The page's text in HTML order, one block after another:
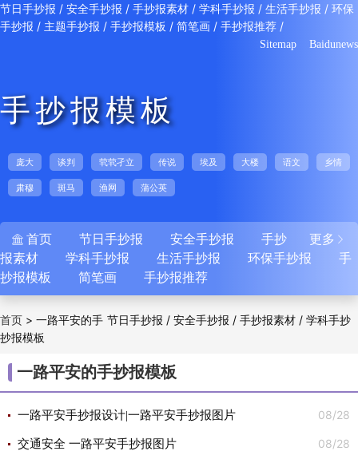
节日手抄报 / 安全手抄报 / 手抄报素材 / 学科手抄报 / 生活手抄报 / 环保
手抄报 / 主题手抄报 / 手抄报模板 / 简笔画 / 手抄报推荐 /
Sitemap Baidunews
手抄报模板
庞大 谈判 茕茕孑立 传说 埃及 大楼 语文 乡情
肃穆 斑马 渔网 蒲公英
更多 
 首页 节日手抄报 安全手抄报
手抄
报素材
学科手抄报 生活手抄报 环保手抄报
手
抄报模板
简笔画 手抄报推荐
节日手抄报 /安全手抄报 /手抄报素材 /学科手抄
首页 > 一路平安的手
抄报模板
一路平安的手抄报模板
08/28
一路平安手抄报设计|一路平安手抄报图片
08/28
交通安全 一路平安手抄报图片